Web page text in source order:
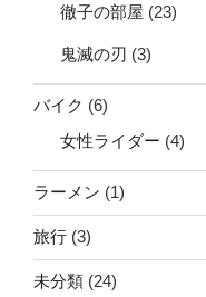
徹子の部屋 (23)
鬼滅の刃 (3)
バイク (6)
女性ライダー (4)
ラーメン (1)
旅行 (3)
未分類 (24)